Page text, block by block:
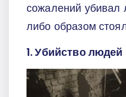
сожалений убивал
либо образом
1. Убийство людей